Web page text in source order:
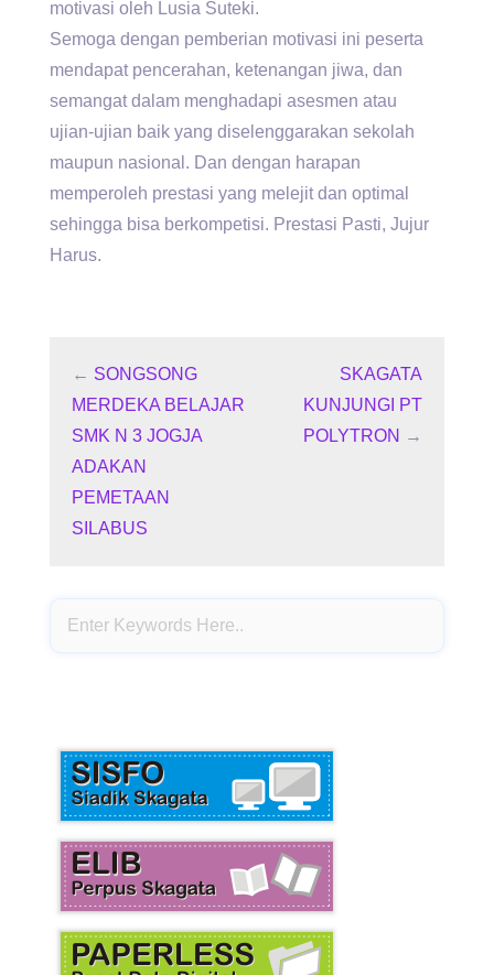
motivasi oleh Lusia Suteki.
Semoga dengan pemberian motivasi ini peserta
mendapat pencerahan, ketenangan jiwa, dan
semangat dalam menghadapi asesmen atau
ujian-ujian baik yang diselenggarakan sekolah
maupun nasional. Dan dengan harapan
memperoleh prestasi yang melejit dan optimal
sehingga bisa berkompetisi. Prestasi Pasti, Jujur
Harus.
← SONGSONG
MERDEKA BELAJAR
SMK N 3 JOGJA
ADAKAN
PEMETAAN
SILABUS
SKAGATA
KUNJUNGI PT
POLYTRON →